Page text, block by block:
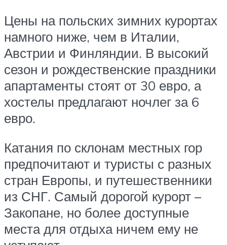
Цены на польских зимних курортах
намного ниже, чем в Италии,
Австрии и Финляндии. В высокий
сезон и рождественские праздники
апартаменты стоят от 30 евро, а
хостелы предлагают ночлег за 6
евро.
Катания по склонам местных гор
предпочитают и туристы с разных
стран Европы, и путешественники
из СНГ. Самый дорогой курорт –
Закопане, но более доступные
места для отдыха ничем ему не